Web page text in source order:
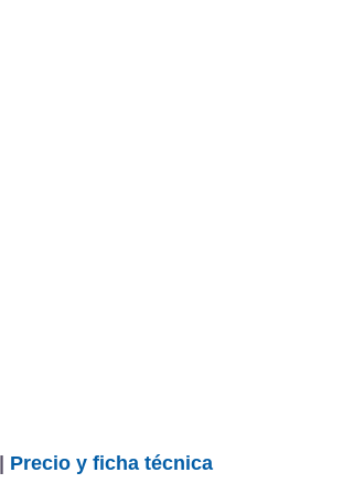
Precio y ficha técnica